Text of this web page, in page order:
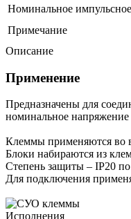
Номинальное
Примечание
Описание
Применение
Предназначены для
номинальное
Клеммы применяются во
Блоки набираются из
Степень защиты – IP20
Для подключения
Исполнения